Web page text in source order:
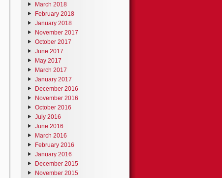
March 2018
February 2018
January 2018
November 2017
October 2017
June 2017
May 2017
March 2017
January 2017
December 2016
November 2016
October 2016
July 2016
June 2016
March 2016
February 2016
January 2016
December 2015
November 2015